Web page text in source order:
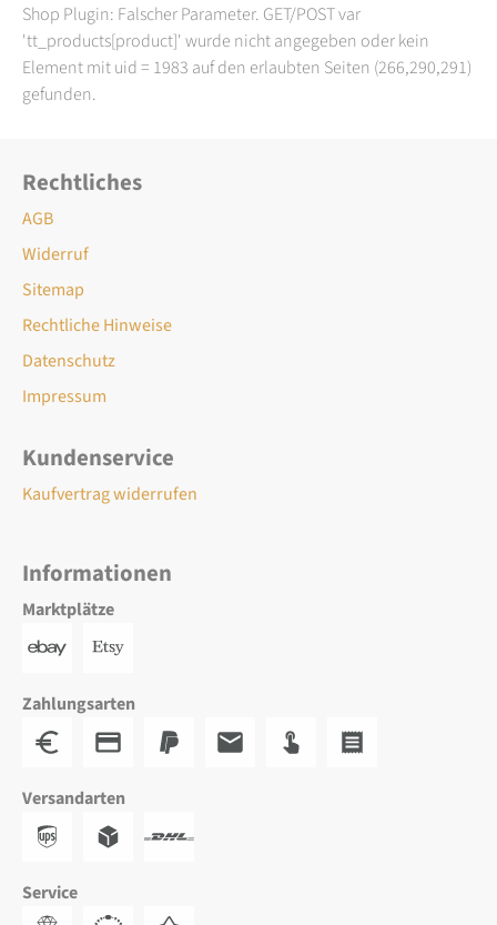
Shop Plugin: Falscher Parameter. GET/POST var
'tt_products[product]' wurde nicht angegeben oder kein
Element mit uid = 1983 auf den erlaubten Seiten (266,290,291)
gefunden.
Rechtliches
AGB
Widerruf
Sitemap
Rechtliche Hinweise
Datenschutz
Impressum
Kundenservice
Kaufvertrag widerrufen
Informationen
Marktplätze
Zahlungsarten
Versandarten
Service